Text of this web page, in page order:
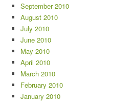
September 2010
August 2010
July 2010
June 2010
May 2010
April 2010
March 2010
February 2010
January 2010